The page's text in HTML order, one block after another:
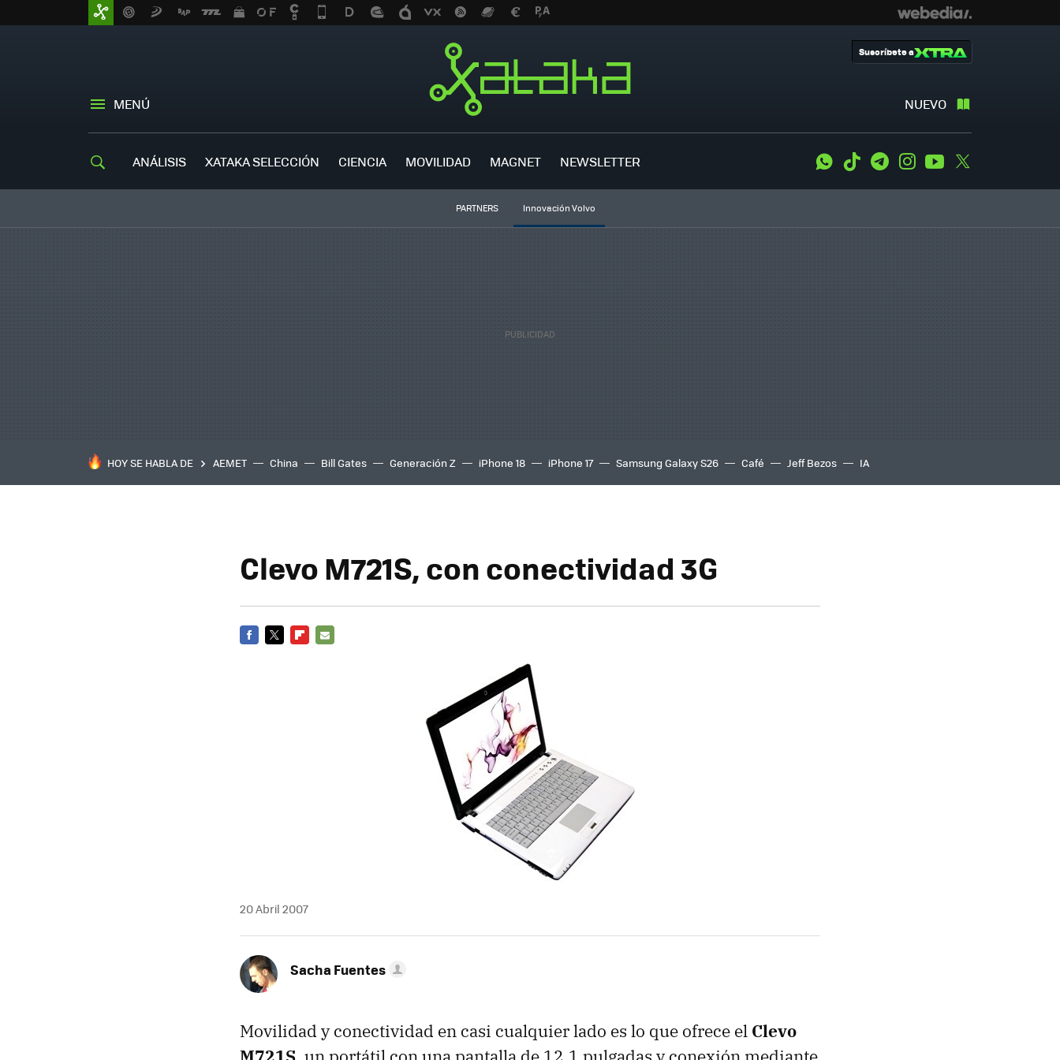
MENÚ NUEVO
Suscríbete a
ANÁLISIS XATAKA SELECCIÓN CIENCIA MOVILIDAD MAGNET NEWSLETTER WhatsApp
Tiktok TelegramInstagramYoutube
PARTNERS Innovación Volvo
HOY SE HABLA DE AEMET China Bill Gates Generación Z iPhone 18 iPhone 17 Samsung Galaxy S26 Café Jeff Bezos IA
Clevo M721S, con conectividad 3G
20 Abril 2007
Sacha Fuentes
Movilidad y conectividad en casi cualquier lado es lo que ofrece el Clevo